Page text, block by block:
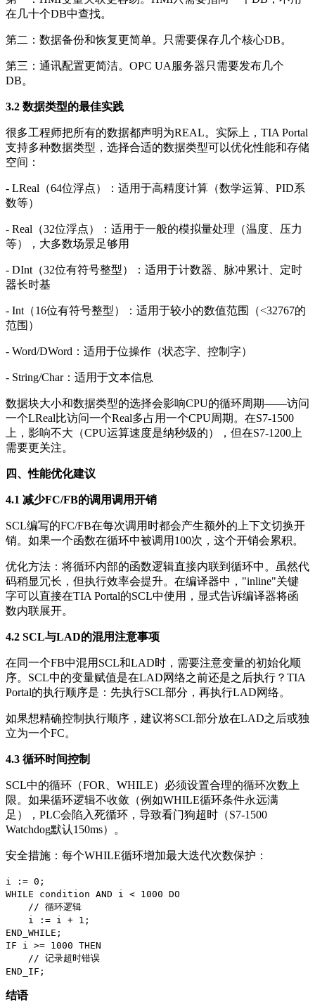
在几十个DB中查找。
第二：数据备份和恢复更简单。只需要保存几个核心DB。
第三：通讯配置更简洁。OPC UA服务器只需要发布几个
DB。
3.2 数据类型的最佳实践
很多工程师把所有的数据都声明为REAL。实际上，TIA Portal
支持多种数据类型，选择合适的数据类型可以优化性能和存储
空间：
- LReal（64位浮点）：适用于高精度计算（数学运算、PID系
数等）
- Real（32位浮点）：适用于一般的模拟量处理（温度、压力
等），大多数场景足够用
- DInt（32位有符号整型）：适用于计数器、脉冲累计、定时
器长时基
- Int（16位有符号整型）：适用于较小的数值范围（<32767的
范围）
- Word/DWord：适用于位操作（状态字、控制字）
- String/Char：适用于文本信息
数据块大小和数据类型的选择会影响CPU的循环周期——访问
一个LReal比访问一个Real多占用一个CPU周期。在S7-1500
上，影响不大（CPU运算速度是纳秒级的），但在S7-1200上
需要更关注。
四、性能优化建议
4.1 减少FC/FB的调用调用开销
SCL编写的FC/FB在每次调用时都会产生额外的上下文切换开
销。如果一个函数在循环中被调用100次，这个开销会累积。
优化方法：将循环内部的函数逻辑直接内联到循环中。虽然代
码稍显冗长，但执行效率会提升。在编译器中，"inline"关键
字可以直接在TIA Portal的SCL中使用，显式告诉编译器将函
数内联展开。
4.2 SCL与LAD的混用注意事项
在同一个FB中混用SCL和LAD时，需要注意变量的初始化顺
序。SCL中的变量赋值是在LAD网络之前还是之后执行？TIA
Portal的执行顺序是：先执行SCL部分，再执行LAD网络。
如果想精确控制执行顺序，建议将SCL部分放在LAD之后或独
立为一个FC。
4.3 循环时间控制
SCL中的循环（FOR、WHILE）必须设置合理的循环次数上
限。如果循环逻辑不收敛（例如WHILE循环条件永远满
足），PLC会陷入死循环，导致看门狗超时（S7-1500
Watchdog默认150ms）。
安全措施：每个WHILE循环增加最大迭代次数保护：
i := 0;
WHILE condition AND i < 1000 DO
// 循环逻辑
i := i + 1;
END_WHILE;
IF i >= 1000 THEN
// 记录超时错误
END_IF;
结语